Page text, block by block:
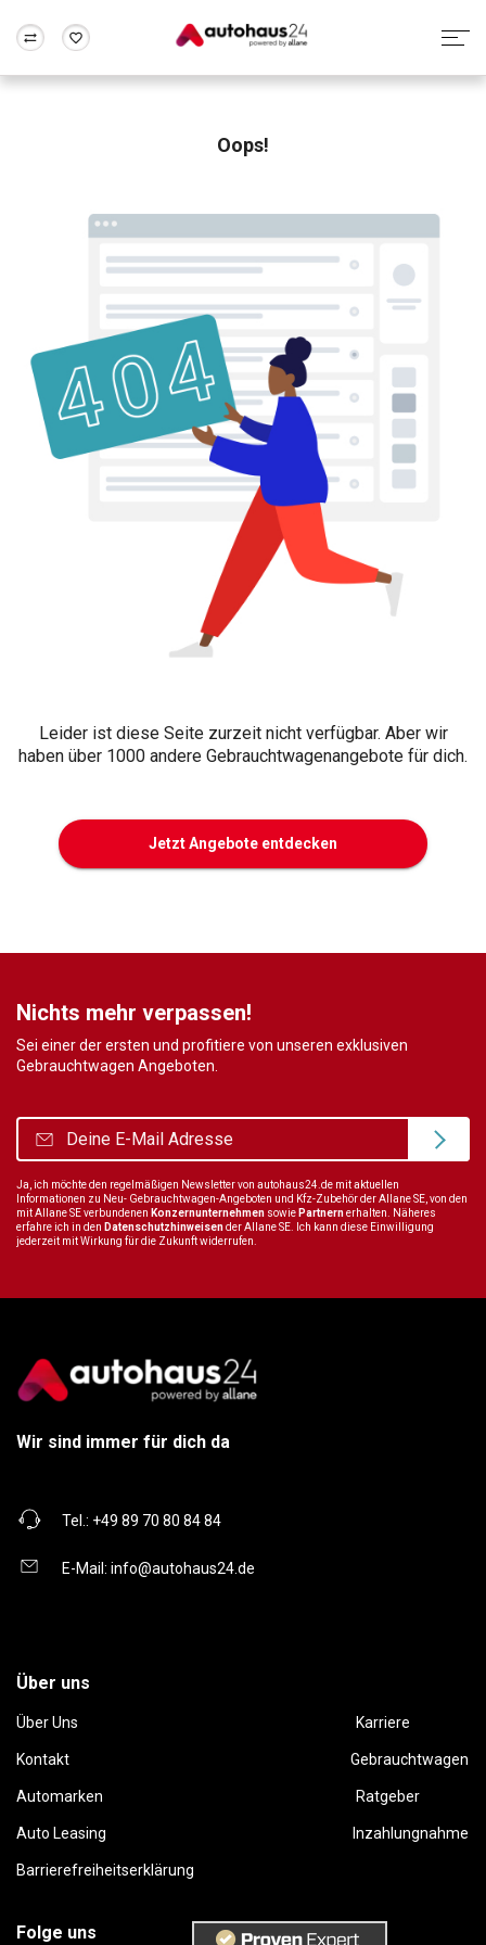
Rund um die Inzahlungnahme
Oops!
Leider ist diese Seite zurzeit nicht verfügbar. Aber wir
haben über 1000 andere Gebrauchtwagenangebote für dich.
Jetzt Angebote entdecken
Nichts mehr verpassen!
Sei einer der ersten und profitiere von unseren exklusiven
Gebrauchtwagen Angeboten.
Ja, ich möchte den regelmäßigen Newsletter von autohaus24.de mit aktuellen
Informationen zu Neu- Gebrauchtwagen-Angeboten und Kfz-Zubehör der Allane SE, von den
mit Allane SE verbundenen Konzernunternehmen sowie Partnernerhalten. Näheres
erfahre ich in den Datenschutzhinweisender Allane SE. Ich kann diese Einwilligung
jederzeit mit Wirkung für die Zukunft widerrufen.
Wir sind immer für dich da
Tel.: +49 89 70 80 84 84
E-Mail: info@autohaus24.de
Über uns
Über Uns Karriere
Kontakt Gebrauchtwagen
Automarken Ratgeber
Auto Leasing Inzahlungnahme
Barrierefreiheitserklärung
Folge uns